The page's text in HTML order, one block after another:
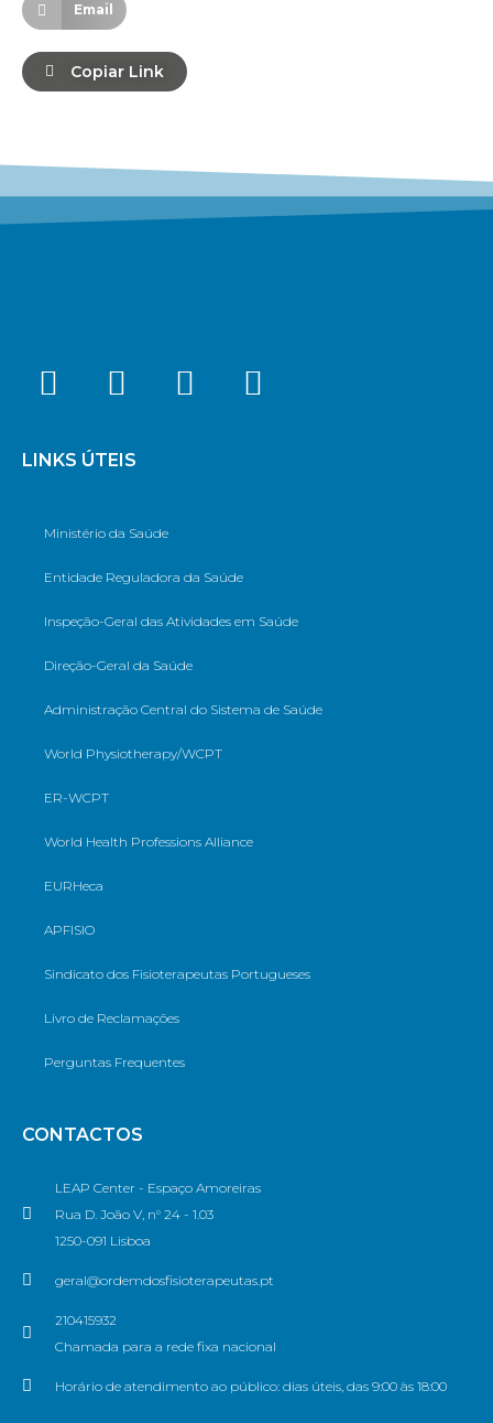
Email
Copiar Link
LINKS ÚTEIS
Ministério da Saúde
Entidade Reguladora da Saúde
Inspeção-Geral das Atividades em Saúde
Direção-Geral da Saúde
Administração Central do Sistema de Saúde
World Physiotherapy/WCPT
ER-WCPT
World Health Professions Alliance
EURHeca
APFISIO
Sindicato dos Fisioterapeutas Portugueses
Livro de Reclamações
Perguntas Frequentes
CONTACTOS
LEAP Center - Espaço Amoreiras
Rua D. João V, n° 24 - 1.03
1250-091 Lisboa
geral@ordemdosfisioterapeutas.pt
210415932
Chamada para a rede fixa nacional
Horário de atendimento ao público: dias úteis, das 9:00 às 18:00